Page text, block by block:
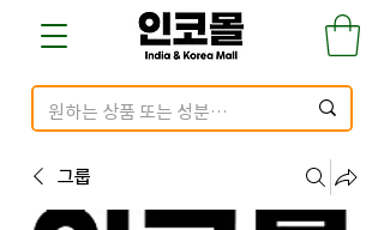
그룹